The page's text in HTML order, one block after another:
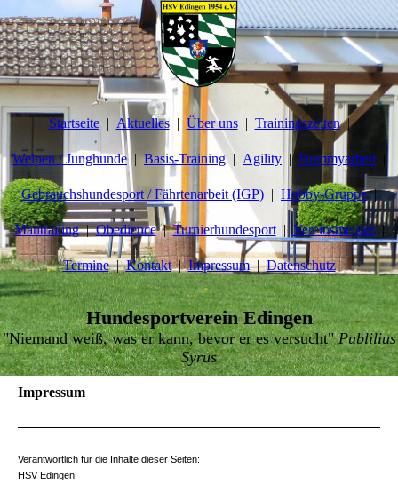
Startseite Aktuelles Über uns Trainingszeiten
Welpen / Junghunde Basis-Training Agility Dummyarbeit
Gebrauchshundesport / Fährtenarbeit (IGP) Hobby-Gruppe
Mantrailing Obedience Turnierhundesport Vereinsmeister
Termine Kontakt Impressum Datenschutz
Hundesportverein Edingen
"Niemand weiß, was er kann, bevor er es versucht"Publilius
Syrus
Impressum
Verantwortlich für die Inhalte dieser Seiten:
HSV Edingen